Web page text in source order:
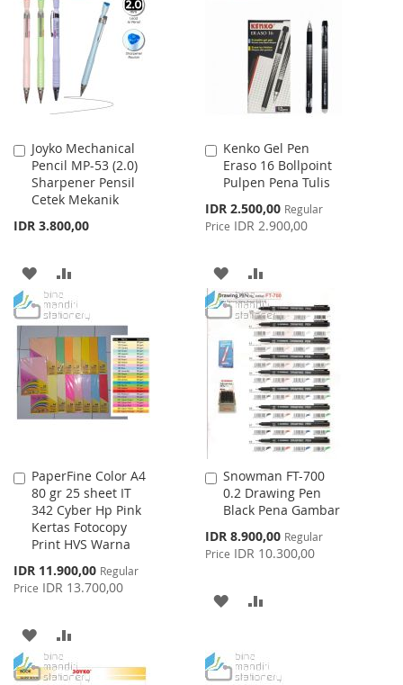
LIST
LIST
Joyko Mechanical
Pencil MP-53 (2.0)
Sharpener Pensil
Cetek Mekanik
IDR 3.800,00
Add
to
Cart
ADD
TO
WISH
LIST
TO
COMPARE
Kenko Gel Pen
Eraso 16 Bollpoint
Pulpen Pena Tulis
Special
Price
IDR 2.500,00 Regular
Price IDR 2.900,00
Add
to
Cart
ADD
TO
WISH
LIST
TO
COMPARE
PaperFine Color A4
80 gr 25 sheet IT
342 Cyber Hp Pink
Kertas Fotocopy
Print HVS Warna
Special
Price
IDR 11.900,00 Regular
Price IDR 13.700,00
Add
to
Cart
ADD
TO
TO
Snowman FT-700
0.2 Drawing Pen
Black Pena Gambar
Special
Price
IDR 8.900,00 Regular
Price IDR 10.300,00
Add
to
Cart
ADD
WISHCOMPARE